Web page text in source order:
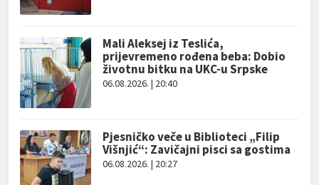
Mali Aleksej iz Teslića,
prijevremeno rođena beba: Dobio
životnu bitku na UKC-u Srpske
06.08.2026. | 20:40
Pjesničko veče u Biblioteci „Filip
Višnjić“: Zavičajni pisci sa gostima
06.08.2026. | 20:27